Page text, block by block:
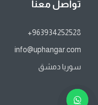
تواصل معنا
963934252528+
info@uphangar.com
سوريا دمشق